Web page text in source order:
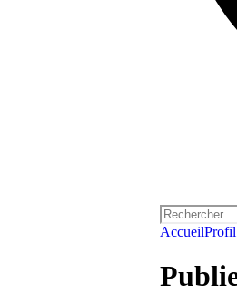
Accueil